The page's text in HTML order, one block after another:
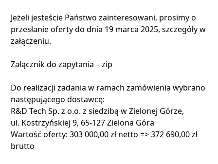
Jeżeli jesteście Państwo zainteresowani, prosimy o
przesłanie oferty do dnia 19 marca 2025, szczegóły w
załączeniu.
Załącznik do zapytania – zip
Do realizacji zadania w ramach zamówienia wybrano
następującego dostawcę:
R&D Tech Sp. z o.o. z siedzibą w Zielonej Górze,
ul. Kostrzyńskiej 9, 65-127 Zielona Góra
Wartość oferty: 303 000,00 zł netto => 372 690,00zł
brutto